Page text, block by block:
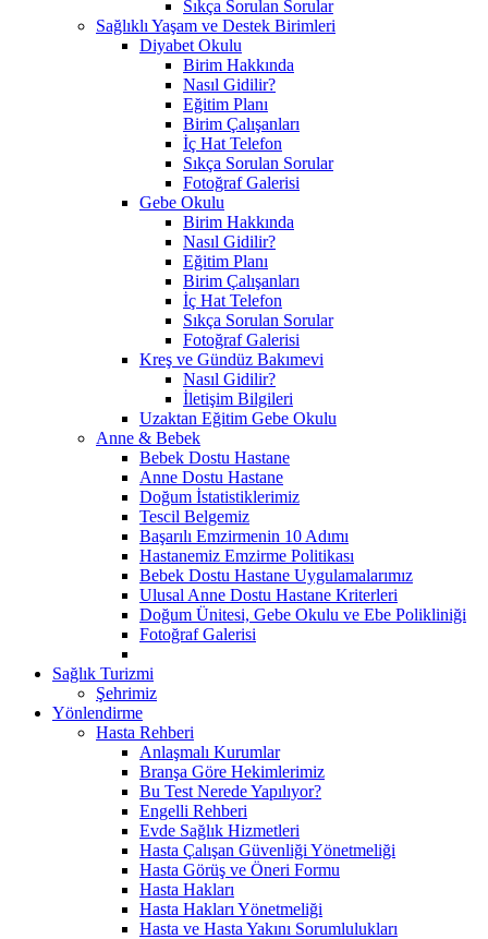
Sıkça Sorulan Sorular
Sağlıklı Yaşam ve Destek Birimleri
Diyabet Okulu
Birim Hakkında
Nasıl Gidilir?
Eğitim Planı
Birim Çalışanları
İç Hat Telefon
Sıkça Sorulan Sorular
Fotoğraf Galerisi
Gebe Okulu
Birim Hakkında
Nasıl Gidilir?
Eğitim Planı
Birim Çalışanları
İç Hat Telefon
Sıkça Sorulan Sorular
Fotoğraf Galerisi
Kreş ve Gündüz Bakımevi
Nasıl Gidilir?
İletişim Bilgileri
Uzaktan Eğitim Gebe Okulu
Anne & Bebek
Bebek Dostu Hastane
Anne Dostu Hastane
Doğum İstatistiklerimiz
Tescil Belgemiz
Başarılı Emzirmenin 10 Adımı
Hastanemiz Emzirme Politikası
Bebek Dostu Hastane Uygulamalarımız
Ulusal Anne Dostu Hastane Kriterleri
Doğum Ünitesi, Gebe Okulu ve Ebe Polikliniği
Fotoğraf Galerisi
Sağlık Turizmi
Şehrimiz
Yönlendirme
Hasta Rehberi
Anlaşmalı Kurumlar
Branşa Göre Hekimlerimiz
Bu Test Nerede Yapılıyor?
Engelli Rehberi
Evde Sağlık Hizmetleri
Hasta Çalışan Güvenliği Yönetmeliği
Hasta Görüş ve Öneri Formu
Hasta Hakları
Hasta Hakları Yönetmeliği
Hasta ve Hasta Yakını Sorumlulukları